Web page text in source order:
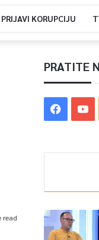
PRIJAVI KORUPCIJU
PRATITE